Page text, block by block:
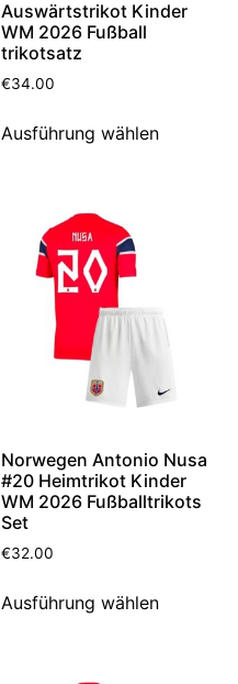
Auswärtstrikot Kinder
WM 2026 Fußball
trikotsatz
€34.00
Ausführung wählen
Norwegen Antonio Nusa
#20 Heimtrikot Kinder
WM 2026 Fußballtrikots
Set
€32.00
Ausführung wählen